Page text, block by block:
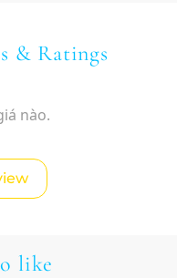
& Ratings
nào.
like